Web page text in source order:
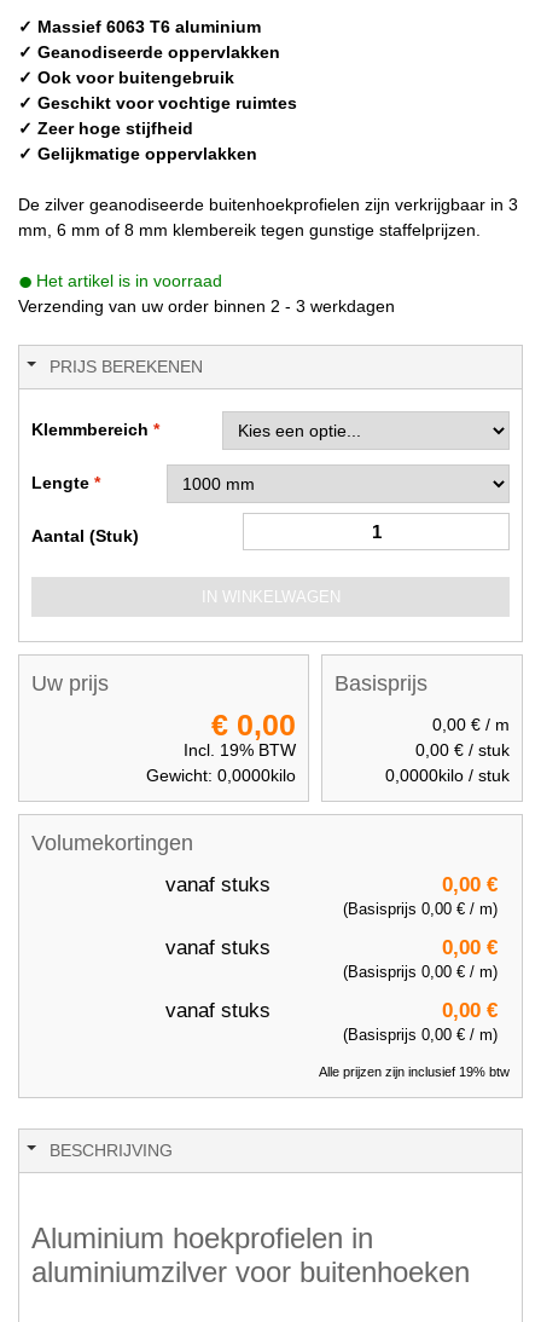
✓ Massief 6063 T6 aluminium
✓ Geanodiseerde oppervlakken
✓ Ook voor buitengebruik
✓ Geschikt voor vochtige ruimtes
✓ Zeer hoge stijfheid
✓ Gelijkmatige oppervlakken
De zilver geanodiseerde buitenhoekprofielen zijn verkrijgbaar in 3
mm, 6 mm of 8 mm klembereik tegen gunstige staffelprijzen.
Het artikel is in voorraad
Verzending van uw order binnen 2 - 3 werkdagen
PRIJS BEREKENEN
Klemmbereich
Lengte
Aantal (Stuk)
IN WINKELWAGEN
Volumekortingen
vanaf stuks 0,00 €
(Basisprijs 0,00 € / m)
vanaf stuks 0,00 €
(Basisprijs 0,00 € / m)
vanaf stuks 0,00 €
(Basisprijs 0,00 € / m)
Alle prijzen zijn inclusief 19% btw
Basisprijs
0,00 €/ m
0,00 €/ stuk
0,0000kilo / stuk
Uw prijs
€ 0,00
Incl. 19% BTW
Gewicht: 0,0000kilo
BESCHRIJVING
Aluminium hoekprofielen in
aluminiumzilver voor buitenhoeken